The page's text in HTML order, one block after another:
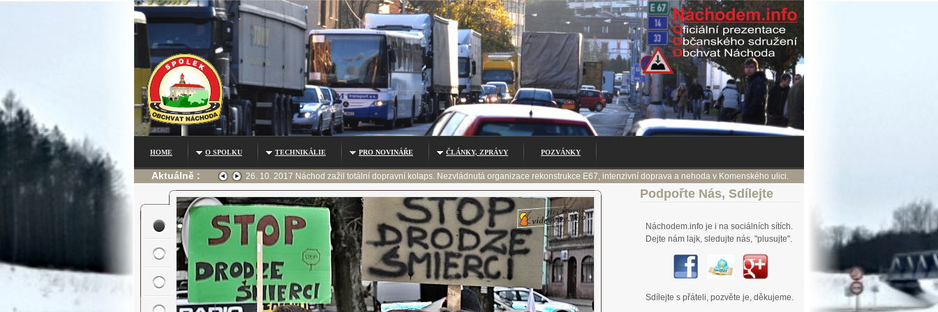
HOME O SPOLKU TECHNIKÁLIE PRO NOVINÁŘE ČLÁNKY, ZPRÁVY POZVÁNKY
Aktuálně :
v Jaroměři a před Náchodem o dvě hodiny. Nehoda žádná.
26. 10. 2017 Náchod zažil totální dopravní kolaps. Nezvládnutá organizace rekonstrukce E67, intenzivní doprava a nehoda v Komenského ulici.
jhk
Podpořte Nás, Sdílejte
Náchodem.info je i na sociálních sítích.
Dejte nám lajk, sledujte nás, "plusujte".
Sdílejte s přáteli, pozvěte je, děkujeme.